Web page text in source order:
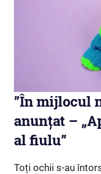
”În mijlocul
anunțat –
al fiulu”
Toți ochii s-au